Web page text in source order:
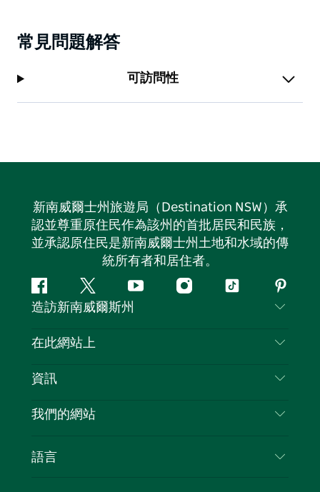
常見問題解答
可訪問性
新南威爾士州旅遊局（Destination NSW）承
認並尊重原住民作為該州的首批居民和民族，
並承認原住民是新南威爾士州土地和水域的傳
統所有者和居住者。
Facebook嘰
嘰
喳
Youtube Instagram
抖
造訪新南威爾斯州
聯絡我們
隱私
Cookie 通知
在此網站上
目的地
新南威爾斯州公路旅行
活動
資訊
旅行資訊
新南威爾斯的商業
我們的網站
語言